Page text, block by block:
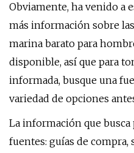
Obviamente, ha venido a
más información sobre
marina barato para
disponible, así que para
informada, busque una
variedad de opciones
La información que
fuentes: guías de compra,